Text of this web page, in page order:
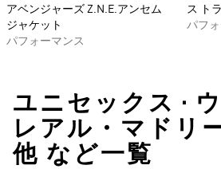
アベンジャーズ Z.N.E.アンセム
ジャケット
パフォーマンス
ス ト
パフ
ユニセックス •
レアル・マドリ
他 など一覧